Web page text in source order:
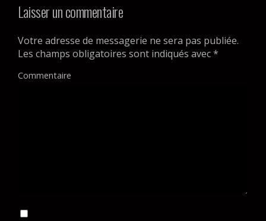
Laisser un commentaire
Votre adresse de messagerie ne sera pas publiée.
Les champs obligatoires sont indiqués avec*
Commentaire